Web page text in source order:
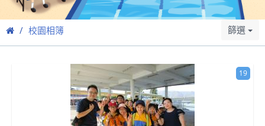
校園相簿 篩選
19